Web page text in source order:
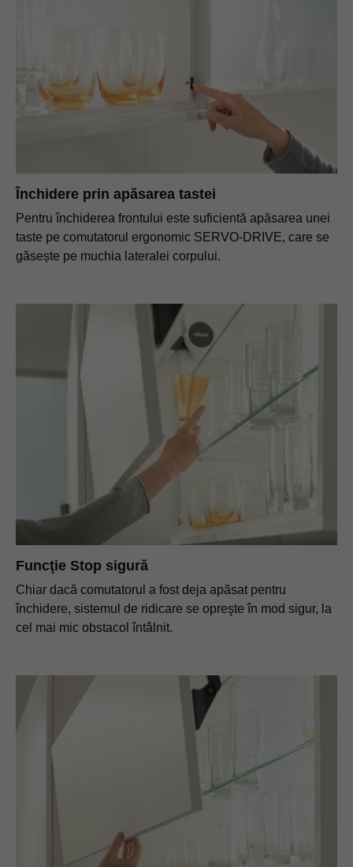
Închidere prin apăsarea tastei
Pentru închiderea frontului este suficientă apăsarea unei
taste pe comutatorul ergonomic SERVO-DRIVE, care se
găsește pe muchia lateralei corpului.
Funcţie Stop sigură
Chiar dacă comutatorul a fost deja apăsat pentru
închidere, sistemul de ridicare se opreşte în mod sigur, la
cel mai mic obstacol întâlnit.